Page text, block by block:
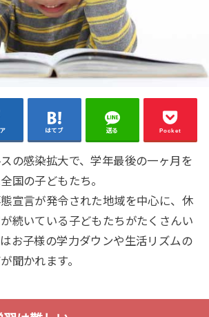
はてブ 送る Pocket
の感染拡大で、学年最後の一ヶ月を
国の子どもたち。
宣言が発令された地域を中心に、休
続いている子どもたちがたくさんい
お子様の学力ダウンや生活リズムの
聞かれます。